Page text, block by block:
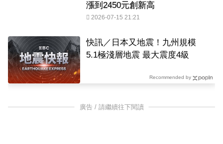
漲到2450元創新高
2026-07-15 21:21
快訊／日本又地震！九州規模
5.1極淺層地震 最大震度4級
Recommended by
廣告 / 請繼續往下閱讀